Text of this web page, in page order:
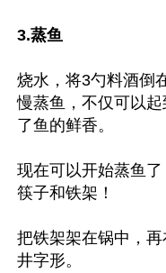
3.蒸鱼
烧水，将3勺料酒倒
慢蒸鱼，不仅可以
了鱼的鲜香。
现在可以开始蒸鱼
筷子和铁架！
把铁架架在锅中，
井字形。